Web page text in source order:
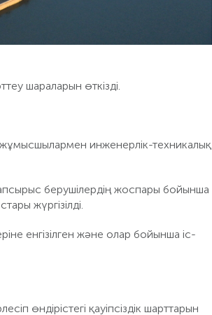
шараларын өткізді.
инженерлік-техникалық
берушілердің жоспары бойынша
жүргізілді.
енгізілген және олар бойынша іс-
өндірістегі қауіпсіздік шарттарын